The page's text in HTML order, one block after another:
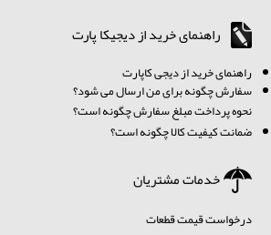
راهنمای خرید از دیجیکا پارت
راهنمای خرید از دیجی کاپارت
سفارش چگونه برای من ارسال می شود؟
نحوه پرداخت مبلغ سفارش چگونه است؟
ضمانت کیفیت کالا چگونه است؟
خدمات مشتریان
درخواست قیمت قطعات